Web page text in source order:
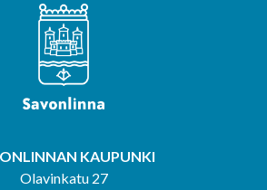
KAUPUNKI
Olavinkatu 27